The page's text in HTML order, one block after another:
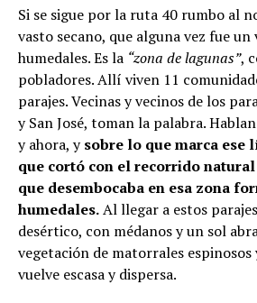
Si se sigue por la ruta 40 rumbo al
vasto secano, que alguna vez fue un
humedales. Es la “zona de lagunas”,
pobladores. Allí viven 11
parajes. Vecinas y vecinos de los
y San José, toman la palabra.
y ahora, ysobre lo que marca
que cortó con el recorrido
que desembocaba en esa zona
humedales.Al llegar a estos
desértico, con médanos y un sol
vegetación de matorrales espinosos
vuelve escasa y dispersa.